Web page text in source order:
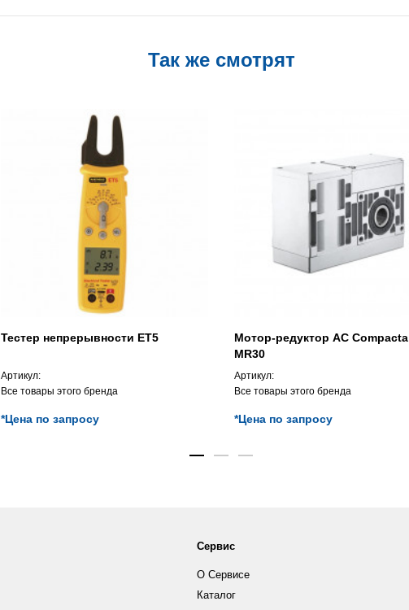
Так же смотрят
Тестер непрерывности ET5
Артикул:
Все товары этого бренда
*Цена по запросу
Мотор-редуктор AC Compacta
MR30
Артикул:
Все товары этого бренда
*Цена по запросу
Сервис
О Сервисе
Каталог